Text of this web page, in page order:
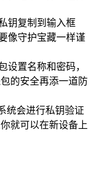
钥复制到输入框
像守护宝藏一样谨
设置名称和密码，
的安全再添一道防
统会进行私钥验证
就可以在新设备上